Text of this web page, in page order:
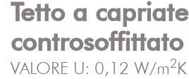
Tetto a capriate
controsoffittato
VALORE U: 0,12 W/m2K